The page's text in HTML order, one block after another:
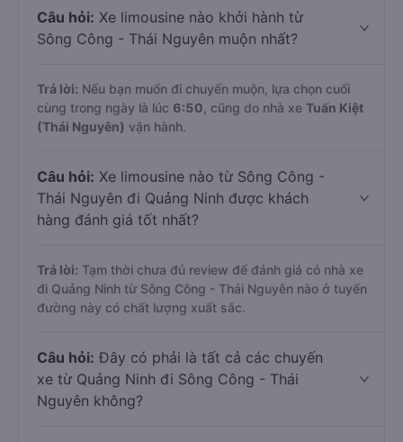
Câu hỏi: Xe limousine nào khởi hành từ
Sông Công - Thái Nguyên muộn nhất?
Trả lời: Nếu bạn muốn đi chuyến muộn, lựa chọn cuối
cùng trong ngày là lúc 6:50 , cũng do nhà xe Tuấn Kiệt
(Thái Nguyên) vận hành.
Câu hỏi: Xe limousine nào từ Sông Công -
Thái Nguyên đi Quảng Ninh được khách
hàng đánh giá tốt nhất?
Trả lời: Tạm thời chưa đủ review để đánh giá có nhà xe
đi Quảng Ninh từ Sông Công - Thái Nguyên nào ở tuyến
đường này có chất lượng xuất sắc.
Câu hỏi: Đây có phải là tất cả các chuyến
xe từ Quảng Ninh đi Sông Công - Thái
Nguyên không?